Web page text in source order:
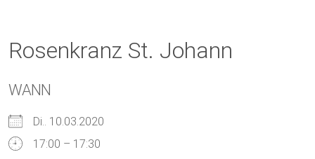
Rosenkranz St. Johann
WANN
Di.. 10.03.2020
17:00 – 17:30